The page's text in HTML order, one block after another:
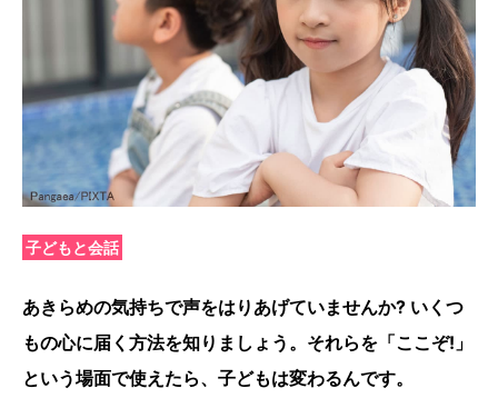
子どもと会話
あきらめの気持ちで声をはりあげていませんか? いくつ
もの心に届く方法を知りましょう。それらを「ここぞ!」
という場面で使えたら、子どもは変わるんです。